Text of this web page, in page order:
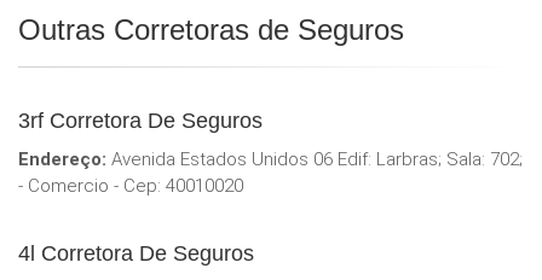
Outras Corretoras de Seguros
3rf Corretora De Seguros
Endereço: Avenida Estados Unidos 06 Edif: Larbras; Sala: 702;
- Comercio - Cep: 40010020
4l Corretora De Seguros